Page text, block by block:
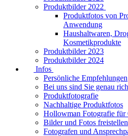
Produktbilder 2022
Produktfotos von
Anwendung
Haushaltwaren,
Kosmetikprodukte
Produktbilder 2023
Produktbilder 2024
Infos
Persönliche Empfehlungen
Bei uns sind Sie genau
Produktfotografie
Nachhaltige Produktfotos
Hollowman Fotografie für
Bilder und Fotos freistellen
Fotografen und